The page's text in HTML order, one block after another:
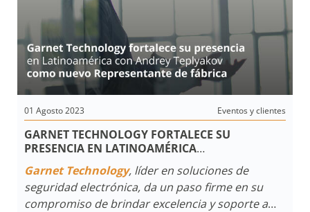
01 Agosto 2023 Eventos y clientes
GARNET TECHNOLOGY FORTALECE SU
PRESENCIA EN LATINOAMÉRICA
CON ANDREY TEPLYAKOV COMO NUEVO
REPRESENTANTE DE FÁBRICA
Garnet Technology, líder en soluciones de
seguridad electrónica, da un paso firme en su
compromiso de brindar excelencia y soporte a